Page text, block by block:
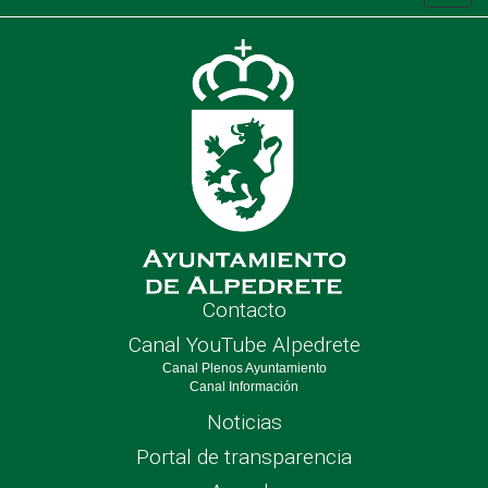
de
Contacto
Canal YouTube Alpedrete
Canal Plenos Ayuntamiento
Canal Información
Noticias
Portal de transparencia